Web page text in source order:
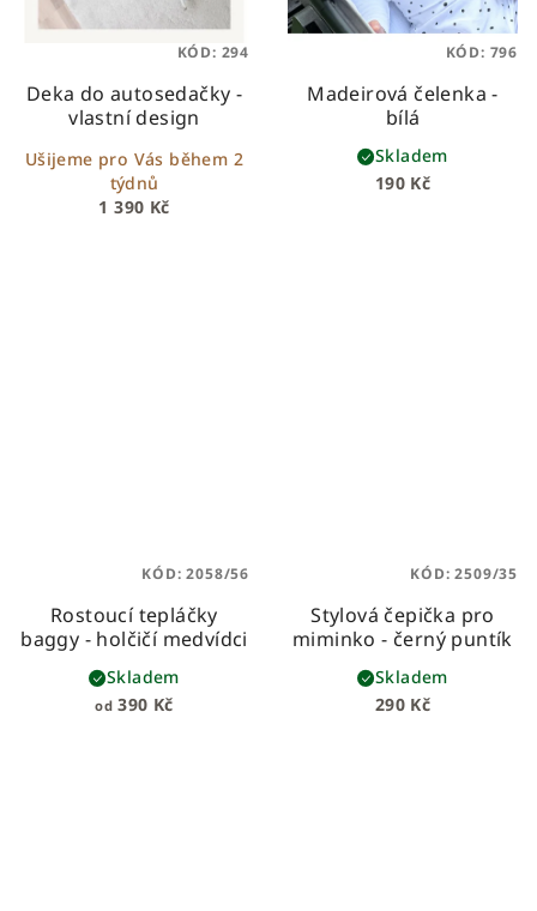
Deka do autosedačky -
vlastní design
1 390 Kč
Ušijeme pro Vás během 2
týdnů
KÓD: 294
Madeirová čelenka -
bílá
190 Kč
Skladem
KÓD: 796
Rostoucí tepláčky
baggy - holčičí medvídci
od 390 Kč
Skladem
KÓD:2058/56
Stylová čepička pro
miminko - černý puntík
290 Kč
Skladem
KÓD:2509/35